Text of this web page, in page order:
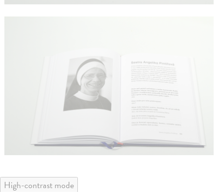
High-contrast mode